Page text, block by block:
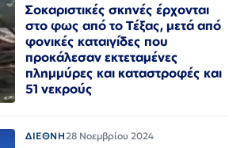
Σοκαριστικές σκηνές έρχονται
στο φως από το Τέξας, μετά από
φονικές καταιγίδες που
προκάλεσαν εκτεταμένες
πλημμύρες και καταστροφές και
51 νεκρούς
ΔΙΕΘΝΗ 28 Νοεμβρίου 2024